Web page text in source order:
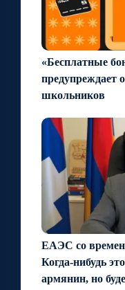
«Бесплатные
предупреждает
школьников
ЕАЭС со
Когда-нибудь
армянин, но